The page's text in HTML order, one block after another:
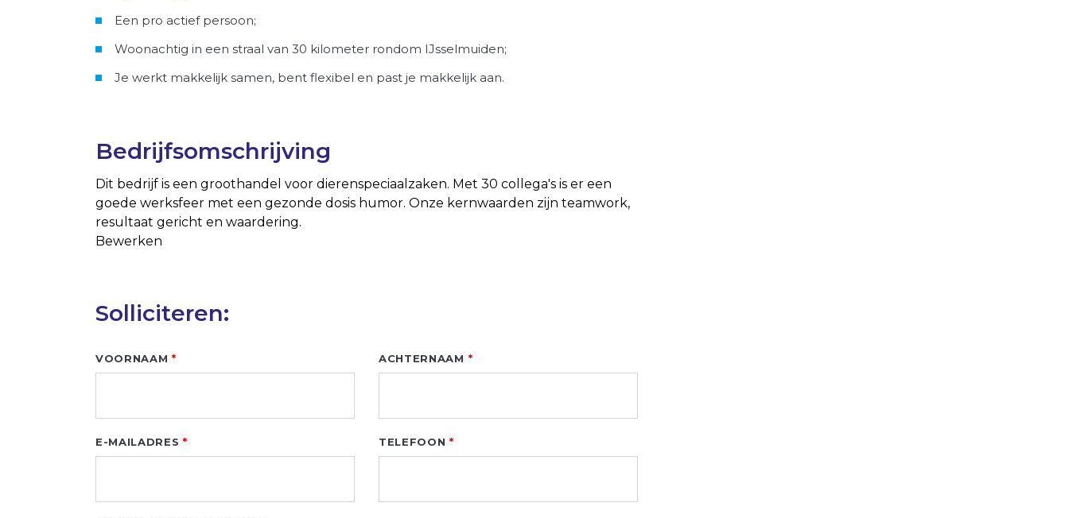
Een pro actief persoon;
Woonachtig in een straal van 30 kilometer rondom IJsselmuiden;
Je werkt makkelijk samen, bent flexibel en past je makkelijk aan.
Bedrijfsomschrijving
Dit bedrijf is een groothandel voor dierenspeciaalzaken. Met 30 collega's is er een
goede werksfeer met een gezonde dosis humor. Onze kernwaarden zijn teamwork,
resultaat gericht en waardering.
Bewerken
Solliciteren:
Leave
this
VOORNAAM ACHTERNAAM
E-MAILADRES TELEFOON